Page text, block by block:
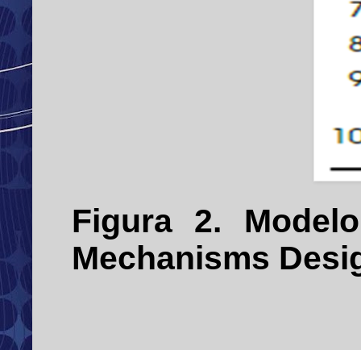
Figura 2.
Mechanisms